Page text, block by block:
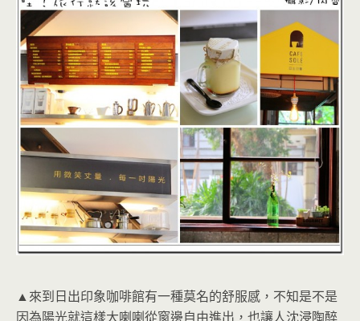
▲來到日出印象咖啡館有一種莫名的舒服感，不知是不是
因為陽光就這樣大喇喇從窗邊自由進出，也讓人沈浸陶醉